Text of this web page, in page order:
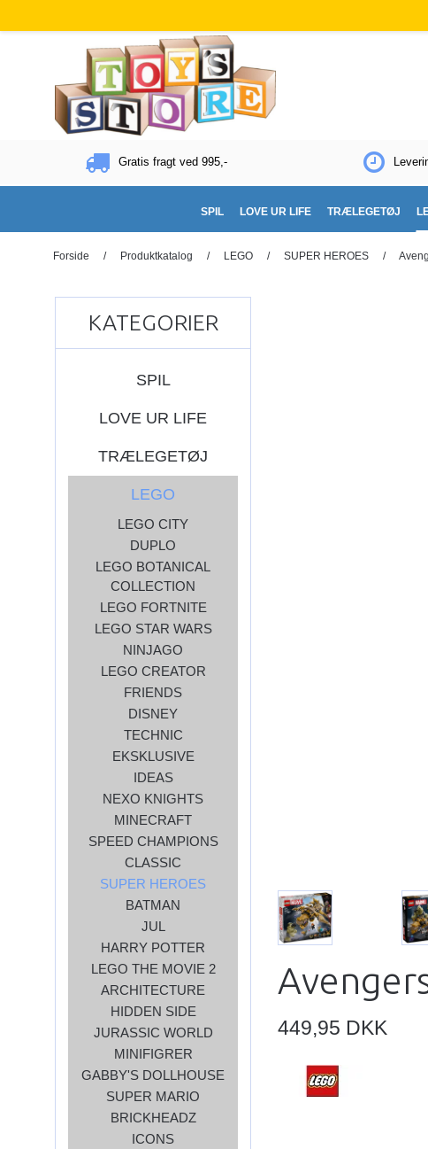
Gratis fragt ved 995,-
SPIL LOVE UR LIFE TRÆLEGETØJ
Forside / Produktkatalog / LEGO / SUPER HEROES /
KATEGORIER
SPIL
LOVE UR LIFE
TRÆLEGETØJ
LEGO
LEGO CITY
DUPLO
LEGO BOTANICAL
COLLECTION
LEGO FORTNITE
LEGO STAR WARS
NINJAGO
LEGO CREATOR
FRIENDS
DISNEY
TECHNIC
EKSKLUSIVE
IDEAS
NEXO KNIGHTS
MINECRAFT
SPEED CHAMPIONS
CLASSIC
SUPER HEROES
BATMAN
JUL
HARRY POTTER
LEGO THE MOVIE 2
ARCHITECTURE
HIDDEN SIDE
JURASSIC WORLD
MINIFIGRER
GABBY'S DOLLHOUSE
SUPER MARIO
BRICKHEADZ
ICONS
449,95 DKK